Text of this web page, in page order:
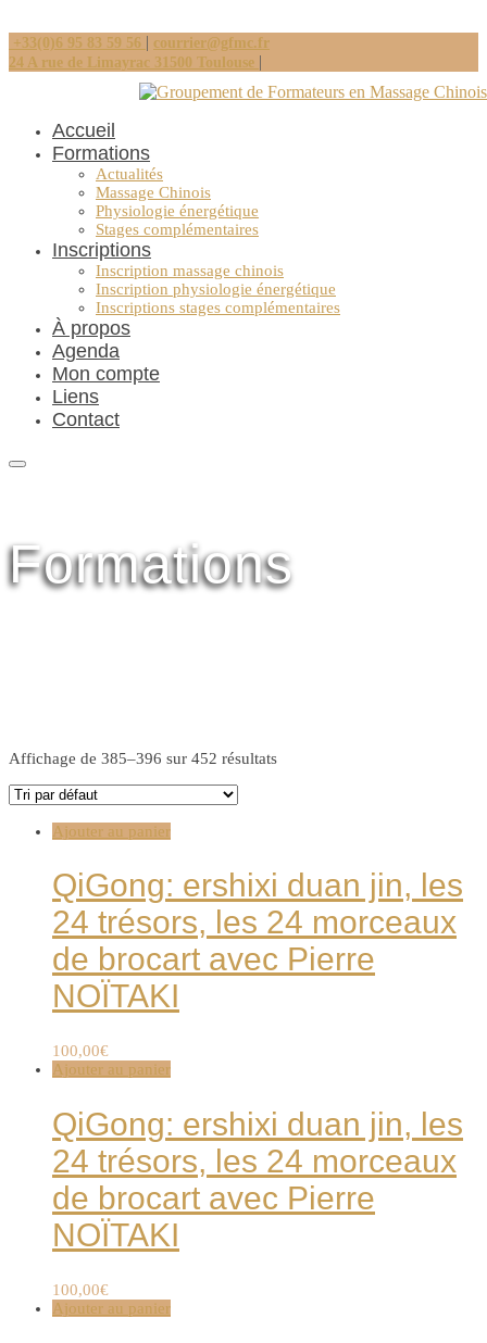
+33(0)6 95 83 59 56 | courrier@gfmc.fr
24 A rue de Limayrac 31500 Toulouse |
Accueil
Formations
Actualités
Massage Chinois
Physiologie énergétique
Stages complémentaires
Inscriptions
Inscription massage chinois
Inscription physiologie énergétique
Inscriptions stages complémentaires
À propos
Agenda
Mon compte
Liens
Contact
Formations
Affichage de 385–396 sur 452 résultats
Ajouter au panier
QiGong: ershixi duan jin, les
24 trésors, les 24 morceaux
de brocart avec Pierre
NOÏTAKI
100,00€
Ajouter au panier
QiGong: ershixi duan jin, les
24 trésors, les 24 morceaux
de brocart avec Pierre
NOÏTAKI
100,00€
Ajouter au panier